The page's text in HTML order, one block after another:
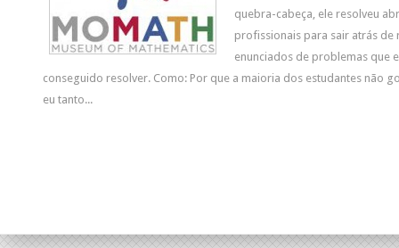
quebra-cabeça, ele resolveu
profissionais para sair atrás de
enunciados de problemas que
conseguido resolver. Como: Por que a maioria dos estudantes não
eu tanto...